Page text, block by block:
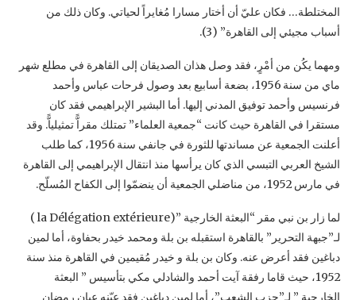
المختلطة… فكان عليّ أن أختار مسارا مُغايراً لحياتي. وكان ذلك من
أسباب ‏مجيئي إلى القاهرة” (3).‏
ومهما يكُن من أمْرٍ، فقد وصل هذان الصديقان إلى القاهرة في مطلع شهر
ماي من سنة 1956، بضعة ‏أسابيع بعد وصول فرحات عباس وأحمد
فرنسيس وأحمد توفيق المدني إليها. أما البشير الإبراهيمي فقد ‏كان
مستقرا في القاهرة حيث كانت “جمعية العلماء” تمتلك مقراًّ تمثيلياًّ. وقد
أعلنت الجمعية عن ‏مساندتها للثورة في جانفي سنة 1956، كما طلب
الشيخ العربي التبسي الذي كان يرأسها منذ انتقال ‏الإبراهيمي إلى القاهرة
في مارس 1952، من مناضلي الجمعية أن ينضمّوا إلى الكفاح المُسلّح.‏
لما زار بن نبي مقر “البعثة الخارجية‎ ‎‏”(‏‎ la Délégation extérieure‏)
لـ”جبهة التحرير” بالقاهرة ‏استقبله بن بلة ومحمد خيدر بحفاوة، أما لمين
دباغين فقد أعرض عنه. وكان بن بلة و خيدر مُقيمين في ‏القاهرة منذ سنة
1952، حيث قاما رفقة آيت أحمد والشادلي مكي بتأسيس ” البعثة
الخارجية‎ ‎‏” لـ”حزب ‏الشعب”، أما لمين دباغين فقد عيّنه عبان رمضان